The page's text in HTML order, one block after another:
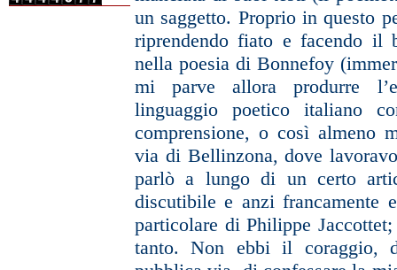
un saggetto. Proprio in questo
riprendendo fiato e facendo il
nella poesia di Bonnefoy
mi parve allora produrre
linguaggio poetico italiano
comprensione, o così almeno
via di Bellinzona, dove
parlò a lungo di un certo
discutibile e anzi francamente
particolare di Philippe
tanto. Non ebbi il coraggio,